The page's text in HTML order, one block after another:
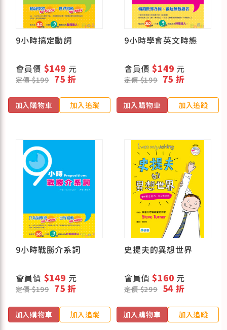
9小時搞定動詞
會員價 $149 元
定價 $199 75 折
加入購物車 加入追蹤
9小時學會英文時態
會員價$149 元
定價 $199 75 折
加入購物車 加入追蹤
9小時戰勝介系詞
會員價 $149 元
定價 $199 75 折
加入購物車 加入追蹤
史提夫的異想世界
會員價$160 元
定價 $299 54 折
加入購物車 加入追蹤